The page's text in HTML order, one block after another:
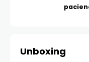
Unboxing